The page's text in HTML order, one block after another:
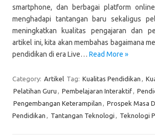
smartphone, dan berbagai platform
menghadapi tantangan baru sekaligus
meningkatkan kualitas pengajaran dan
artikel ini, kita akan membahas bagaimana
pendidikan di era Live… Read More »
Category: Artikel Tag: Kualitas Pendidikan ,
Pelatihan Guru , Pembelajaran Interaktif,
Pengembangan Keterampilan , Prospek Masa
Pendidikan , Tantangan Teknologi , Teknologi